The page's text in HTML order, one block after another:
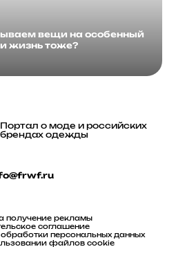
вещи на особенный
и жизнь тоже?
Портал о моде и российских
брендах одежды
получение рекламы
соглашение
персональных данных
файлов cookie